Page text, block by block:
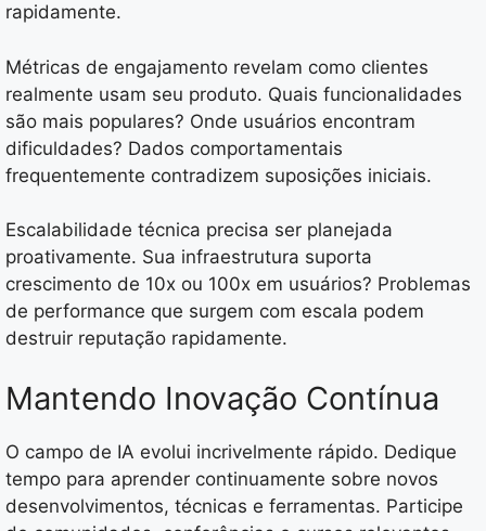
rapidamente.
Métricas de engajamento revelam como clientes
realmente usam seu produto. Quais funcionalidades
são mais populares? Onde usuários encontram
dificuldades? Dados comportamentais
frequentemente contradizem suposições iniciais.
Escalabilidade técnica precisa ser planejada
proativamente. Sua infraestrutura suporta
crescimento de 10x ou 100x em usuários? Problemas
de performance que surgem com escala podem
destruir reputação rapidamente.
Mantendo Inovação Contínua
O campo de IA evolui incrivelmente rápido. Dedique
tempo para aprender continuamente sobre novos
desenvolvimentos, técnicas e ferramentas. Participe